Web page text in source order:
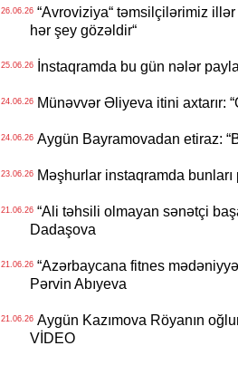
26.06.26“Avroviziya“ təmsilçilərimiz illər
hər şey gözəldir“
25.06.26İnstaqramda bu gün nələr
24.06.26Münəvvər Əliyeva itini axtarır:
24.06.26Aygün Bayramovadan etiraz:
23.06.26Məşhurlar instaqramda bunları
21.06.26“Ali təhsili olmayan sənətçi
Dadaşova
21.06.26“Azərbaycana fitnes
Pərvin Abıyeva
21.06.26Aygün Kazımova Röyanın
VİDEO